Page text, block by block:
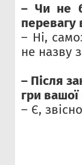
– Чи не
перевагу
– Ні,
не назву
– Після
гри
– Є,